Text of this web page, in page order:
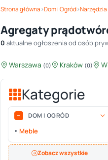
Strona główna›Dom i Ogród›Narzędzia
Agregaty
0 aktualne ogłoszenia od osób
Warszawa (0) Kraków (0)
Kategorie
DOM I OGRÓD
Meble
Zobacz wszystkie